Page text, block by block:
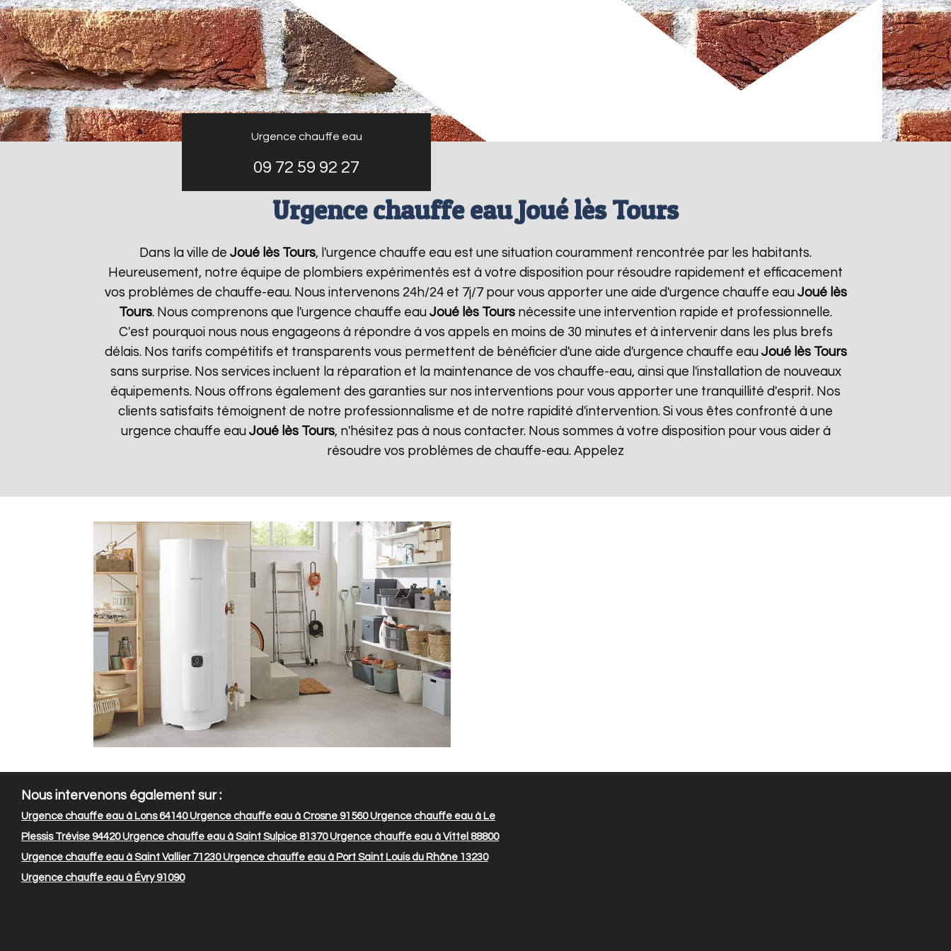
Urgence chauffe eau
09 72 59 92 27
Urgence chauffe eau Joué lès Tours
Dans la ville de Joué lès Tours, l'urgence chauffe eau est une situation couramment rencontrée par les habitants.
Heureusement, notre équipe de plombiers expérimentés est à votre disposition pour résoudre rapidement et efficacement
vos problèmes de chauffe-eau. Nous intervenons 24h/24 et 7j/7 pour vous apporter une aide d'urgence chauffe eau Joué lès
Tours. Nous comprenons que l'urgence chauffe eau Joué lès Tours nécessite une intervention rapide et professionnelle.
C'est pourquoi nous nous engageons à répondre à vos appels en moins de 30 minutes et à intervenir dans les plus brefs
délais. Nos tarifs compétitifs et transparents vous permettent de bénéficier d'une aide d'urgence chauffe eau Joué lès Tours
sans surprise. Nos services incluent la réparation et la maintenance de vos chauffe-eau, ainsi que l'installation de nouveaux
équipements. Nous offrons également des garanties sur nos interventions pour vous apporter une tranquillité d'esprit. Nos
clients satisfaits témoignent de notre professionnalisme et de notre rapidité d'intervention. Si vous êtes confronté à une
urgence chauffe eau Joué lès Tours, n'hésitez pas à nous contacter. Nous sommes à votre disposition pour vous aider à
résoudre vos problèmes de chauffe-eau. Appelez
Nous intervenons également sur :
Urgence chauffe eau à Lons 64140Urgence chauffe eau à Crosne 91560Urgence chauffe eau à Le
Plessis Trévise 94420Urgence chauffe eau à Saint Sulpice 81370Urgence chauffe eau à Vittel 88800
Urgence chauffe eau à Saint Vallier 71230Urgence chauffe eau à Port Saint Louis du Rhône 13230
Urgence chauffe eau à Évry 91090